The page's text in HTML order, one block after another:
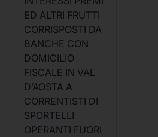
ED ALTRI FRUTTI
CORRISPOSTI DA
BANCHE CON
DOMICILIO
FISCALE IN VAL
D’AOSTA A
CORRENTISTI DI
SPORTELLI
OPERANTI FUORI